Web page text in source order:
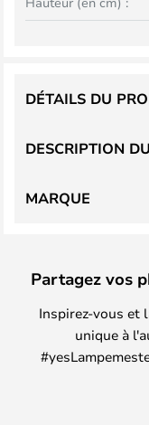
DESCRIPTION
DÉTAILS DU
MARQUE
Partagez vos
Inspirez-vous et
unique à